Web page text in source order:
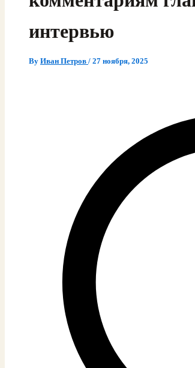
интервью
By Иван Петров / 27 ноября, 2025